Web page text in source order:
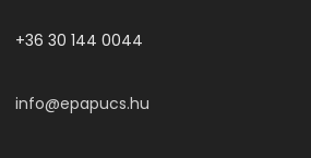
+36 30 144 0044
info@epapucs.hu